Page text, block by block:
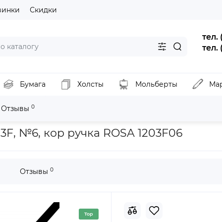
Скидки
тел.
тел.
Бумага Холсты Мольберты
Отзывы 0
плоская, MOON 1203F, №6, кор ручка ROSA 1203F06
№6, кор ручка ROSA 1203F06
Отзывы 0
Top